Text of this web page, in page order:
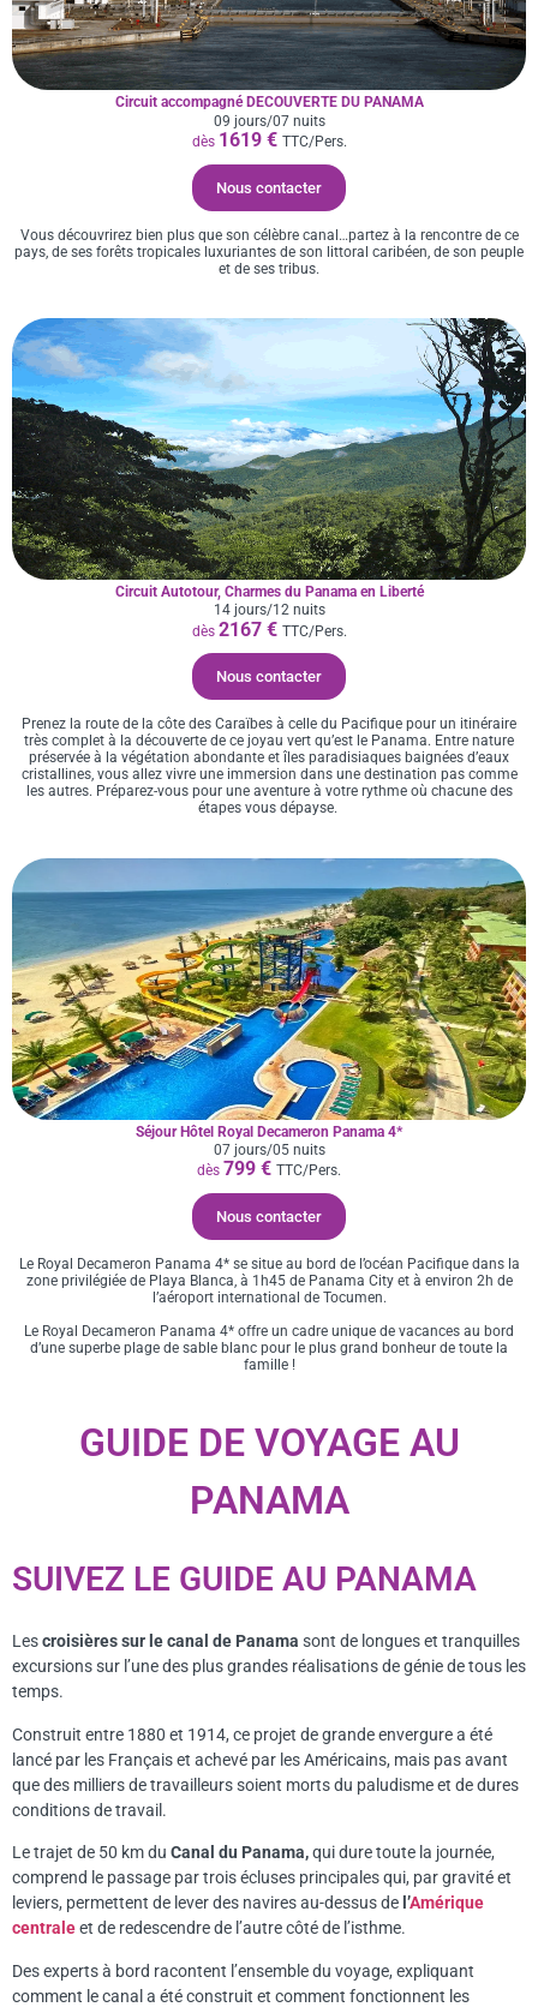
Circuit accompagné DECOUVERTE DU PANAMA
09 jours/07 nuits
dès 1619 € TTC/Pers.
Nous contacter
Vous découvrirez bien plus que son célèbre canal…partez à la rencontre de ce
pays, de ses forêts tropicales luxuriantes de son littoral caribéen, de son peuple
et de ses tribus.
Circuit Autotour, Charmes du Panama en Liberté
14 jours/12 nuits
dès 2167 € TTC/Pers.
Nous contacter
Prenez la route de la côte des Caraïbes à celle du Pacifique pour un itinéraire
très complet à la découverte de ce joyau vert qu’est le Panama. Entre nature
préservée à la végétation abondante et îles paradisiaques baignées d’eaux
cristallines, vous allez vivre une immersion dans une destination pas comme
les autres. Préparez-vous pour une aventure à votre rythme où chacune des
étapes vous dépayse.
Séjour Hôtel Royal Decameron Panama 4*
07 jours/05 nuits
dès 799 € TTC/Pers.
Nous contacter
Le Royal Decameron Panama 4* se situe au bord de l’océan Pacifique dans la
zone privilégiée de Playa Blanca, à 1h45 de Panama City et à environ 2h de
l’aéroport international de Tocumen.
Le Royal Decameron Panama 4* offre un cadre unique de vacances au bord
d’une superbe plage de sable blanc pour le plus grand bonheur de toute la
famille !
GUIDE DE VOYAGE AU
PANAMA
SUIVEZ LE GUIDE AU PANAMA
Lescroisières sur le canal de Panama sont de longues et tranquilles
excursions sur l’une des plus grandes réalisations de génie de tous les
temps.
Construit entre 1880 et 1914, ce projet de grande envergure a été
lancé par les Français et achevé par les Américains, mais pas avant
que des milliers de travailleurs soient morts du paludisme et de dures
conditions de travail.
Le trajet de 50 km du Canal du Panama,qui dure toute la journée,
comprend le passage par trois écluses principales qui, par gravité et
leviers, permettent de lever des navires au-dessus de l’Amérique
centraleet de redescendre de l’autre côté de l’isthme.
Des experts à bord racontent l’ensemble du voyage, expliquant
comment le canal a été construit et comment fonctionnent les